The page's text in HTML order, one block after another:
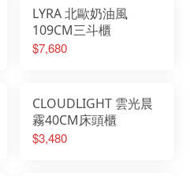
LYRA 北歐奶油風
109CM三斗櫃
$7,680
CLOUDLIGHT 雲光晨
霧40CM床頭櫃
$3,480